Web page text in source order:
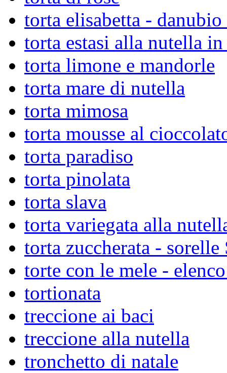
torta elisabetta -
torta estasi alla nutella
torta limone e mandorle
torta mare di nutella
torta mimosa
torta mousse al
torta paradiso
torta pinolata
torta slava
torta variegata alla
torta zuccherata -
torte con le mele -
tortionata
treccione ai baci
treccione alla nutella
tronchetto di natale